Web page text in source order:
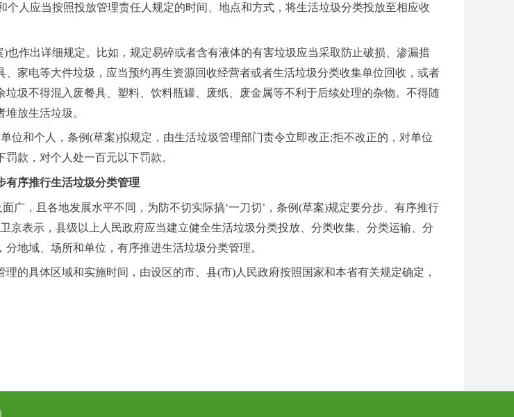
个人应当按照投放管理责任人规定的时间、地点和方式，将生活垃圾分类投放至相应收
)也作出详细规定。比如，规定易碎或者含有液体的有害垃圾应当采取防止破损、渗漏措
、家电等大件垃圾，应当预约再生资源回收经营者或者生活垃圾分类收集单位回收，或者
垃圾不得混入废餐具、塑料、饮料瓶罐、废纸、废金属等不利于后续处理的杂物。不得随
放生活垃圾。
位和个人，条例(草案)拟规定，由生活垃圾管理部门责令立即改正;拒不改正的，对单位
款，对个人处一百元以下罚款。
序推行生活垃圾分类管理
广，且各地发展水平不同，为防不切实际搞‘一刀切’，条例(草案)规定要分步、有序推行
京表示，县级以上人民政府应当建立健全生活垃圾分类投放、分类收集、分类运输、分
地域、场所和单位，有序推进生活垃圾分类管理。
理的具体区域和实施时间，由设区的市、县(市)人民政府按照国家和本省有关规定确定，